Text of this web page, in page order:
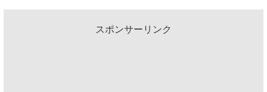
スポンサーリンク